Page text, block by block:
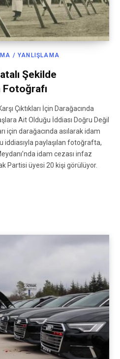
/ YANLIŞLAMA
Şekilde
Çıktıkları İçin Darağacında
Ait Olduğu İddiası Doğru Değil
için darağacında asılarak idam
iddiasıyla paylaşılan fotoğrafta,
idam cezası infaz
Partisi üyesi 20 kişi görülüyor.